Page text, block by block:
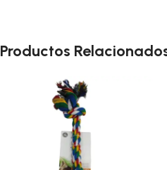
Productos